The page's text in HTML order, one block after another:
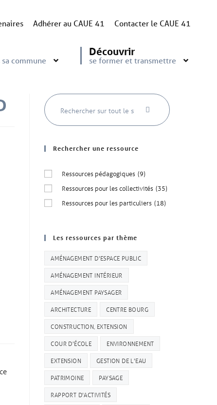
Adhérer au CAUE 41 Contacter le CAUE 41
commune
Découvrir
se former et transmettre
Rechercher une ressource
Ressources pédagogiques (9)
Ressources pour les collectivités (35)
Ressources pour les particuliers (18)
Les ressources par thème
AMÉNAGEMENT D'ESPACE PUBLIC
AMÉNAGEMENT INTÉRIEUR
AMÉNAGEMENT PAYSAGER
ARCHITECTURE CENTRE BOURG
CONSTRUCTION, EXTENSION
COUR D'ÉCOLE ENVIRONNEMENT
EXTENSION GESTION DE L'EAU
PATRIMOINE PAYSAGE
RAPPORT D'ACTIVITÉS